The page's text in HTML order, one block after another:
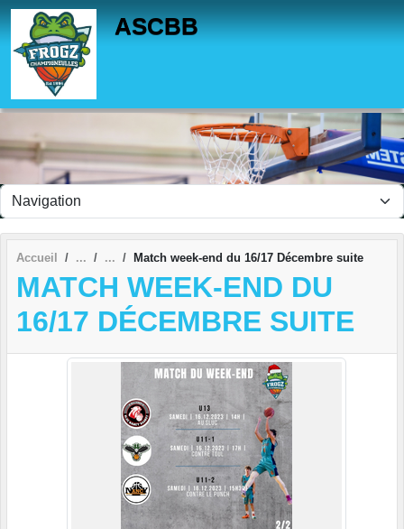
ASCBB
Accueil Match week-end du 16/17 Décembre suite
MATCH WEEK-END DU
16/17 DÉCEMBRE SUITE
Panneau de gestion des cookies